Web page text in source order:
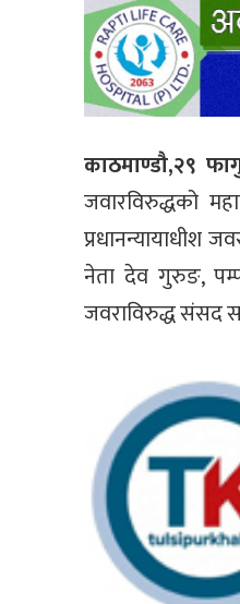
काठमाण्डौ,२९
जवारविरुद्धको
प्रधानन्यायाधीश
नेता देव गुरुङ,
जवराविरुद्ध संसद